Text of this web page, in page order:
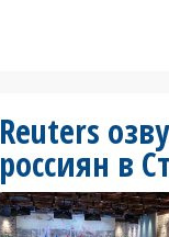
Reuters
россиян в